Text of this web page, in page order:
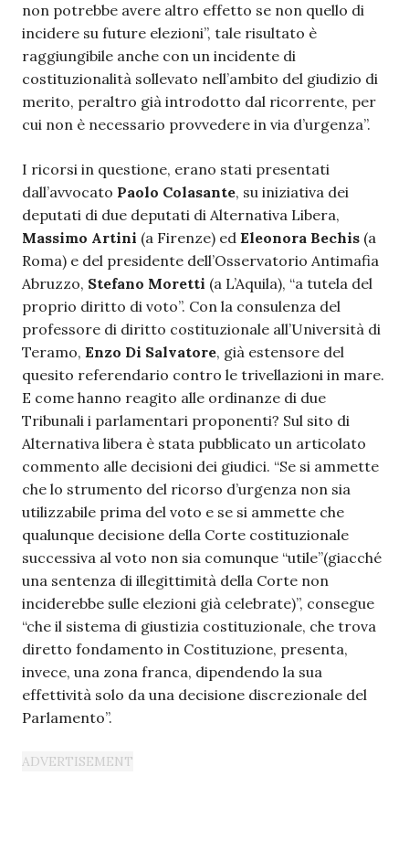
non potrebbe avere altro effetto se non quello di
incidere su future elezioni”, tale risultato è
raggiungibile anche con un incidente di
costituzionalità sollevato nell’ambito del giudizio di
merito, peraltro già introdotto dal ricorrente, per
cui non è necessario provvedere in via d’urgenza”.
I ricorsi in questione, erano stati presentati
dall’avvocato Paolo Colasante, su iniziativa dei
deputati di due deputati di Alternativa Libera,
Massimo Artini (a Firenze) ed Eleonora Bechis (a
Roma) e del presidente dell’Osservatorio Antimafia
Abruzzo, Stefano Moretti (a L’Aquila), “a tutela del
proprio diritto di voto”. Con la consulenza del
professore di diritto costituzionale all’Università di
Teramo, Enzo Di Salvatore, già estensore del
quesito referendario contro le trivellazioni in mare.
E come hanno reagito alle ordinanze di due
Tribunali i parlamentari proponenti? Sul sito di
Alternativa libera è stata pubblicato un articolato
commento alle decisioni dei giudici. “Se si ammette
che lo strumento del ricorso d’urgenza non sia
utilizzabile prima del voto e se si ammette che
qualunque decisione della Corte costituzionale
successiva al voto non sia comunque “utile”(giacché
una sentenza di illegittimità della Corte non
inciderebbe sulle elezioni già celebrate)”, consegue
“che il sistema di giustizia costituzionale, che trova
diretto fondamento in Costituzione, presenta,
invece, una zona franca, dipendendo la sua
effettività solo da una decisione discrezionale del
Parlamento”.